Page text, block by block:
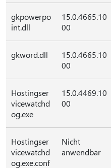
gkpowerpo
int.dll
15.0.4665.10
00
gkword.dll
15.0.4665.10
00
Hostingser
vicewatchd
og.exe
15.0.4469.10
00
Hostingser
vicewatchd
og.exe.conf
Nicht
anwendbar